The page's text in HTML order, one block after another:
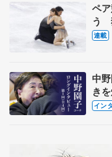
ペ
う
【
連載
中
き
も
イン